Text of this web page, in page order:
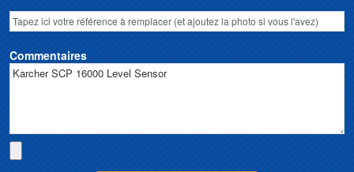
Commentaires